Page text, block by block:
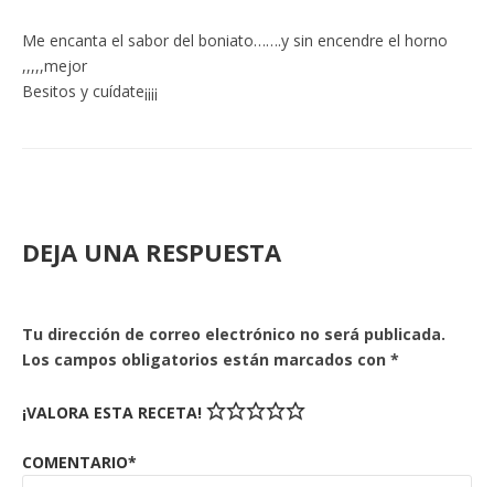
Me encanta el sabor del boniato…….y sin encendre el horno
,,,,,mejor
Besitos y cuídate¡¡¡¡
DEJA UNA RESPUESTA
Tu dirección de correo electrónico no será publicada.
Los campos obligatorios están marcados con *
¡VALORA ESTA RECETA!
COMENTARIO*